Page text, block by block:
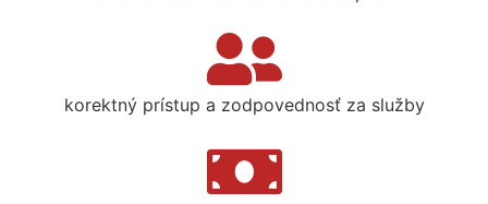
korektný prístup a zodpovednosť za služby